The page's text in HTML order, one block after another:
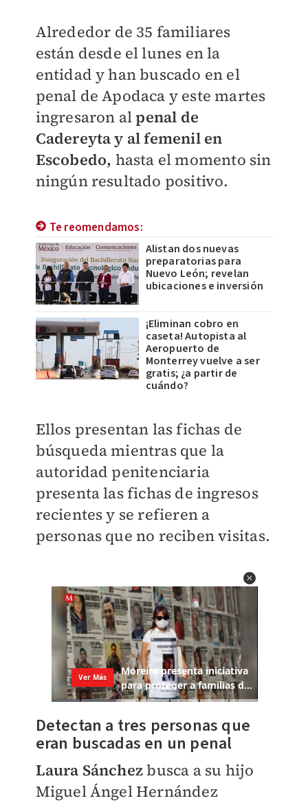
Alrededor de 35 familiares
están desde el lunes en la
entidad y han buscado en el
penal de Apodaca y este martes
ingresaron alpenal de
Cadereyta y al femenil en
Escobedo, hasta el momento sin
ningún resultado positivo.
Te reomendamos:
Alistan dos nuevas
preparatorias para
Nuevo León; revelan
ubicaciones e inversión
¡Eliminan cobro en
caseta! Autopista al
Aeropuerto de
Monterrey vuelve a ser
gratis; ¿a partir de
cuándo?
Ellos presentan las fichas de
búsqueda mientras que la
autoridad penitenciaria
presenta las fichas de ingresos
recientes y se refieren a
personas que no reciben visitas.
Detectan a tres personas que
eran buscadas en un penal
Laura Sánchezbusca a su hijo
Miguel Ángel Hernández